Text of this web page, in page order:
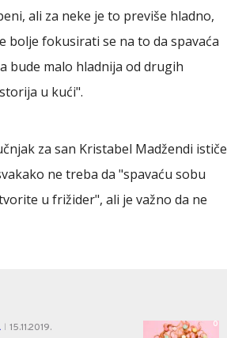
ali za neke je to previše hladno,
bolje fokusirati se na to da spavaća
bude malo hladnija od drugih
u kući".
za san Kristabel Madžendi ističe
ne treba da "spavaću sobu
u frižider", ali je važno da ne
15.11.2019.
0